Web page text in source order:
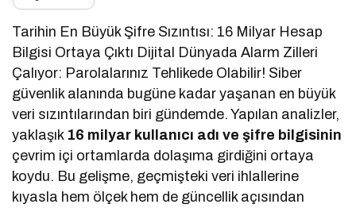
Tarihin En Büyük Şifre Sızıntısı: 16 Milyar Hesap
Bilgisi Ortaya Çıktı Dijital Dünyada Alarm Zilleri
Çalıyor: Parolalarınız Tehlikede Olabilir! Siber
güvenlik alanında bugüne kadar yaşanan en büyük
veri sızıntılarından biri gündemde. Yapılan analizler,
yaklaşık 16 milyar kullanıcı adı ve şifre bilgisinin
çevrim içi ortamlarda dolaşıma girdiğini ortaya
koydu. Bu gelişme, geçmişteki veri ihlallerine
kıyasla hem ölçek hem de güncellik açısından